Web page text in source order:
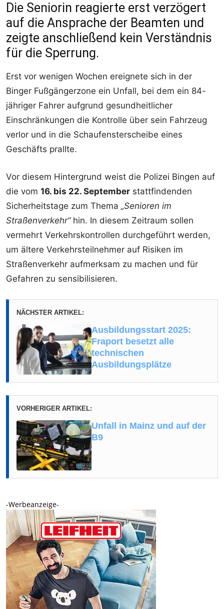
Die Seniorin reagierte erst verzögert
auf die Ansprache der Beamten und
zeigte anschließend kein Verständnis
für die Sperrung.
Erst vor wenigen Wochen ereignete sich in der
Binger Fußgängerzone ein Unfall, bei dem ein 84-
jähriger Fahrer aufgrund gesundheitlicher
Einschränkungen die Kontrolle über sein Fahrzeug
verlor und in die Schaufensterscheibe eines
Geschäfts prallte.
Vor diesem Hintergrund weist die Polizei Bingen auf
die vom 16. bis 22. September stattfindenden
Sicherheitstage zum Thema „Senioren im
Straßenverkehr“hin. In diesem Zeitraum sollen
vermehrt Verkehrskontrollen durchgeführt werden,
um ältere Verkehrsteilnehmer auf Risiken im
Straßenverkehr aufmerksam zu machen und für
Gefahren zu sensibilisieren.
NÄCHSTER ARTIKEL:
Ausbildungsstart 2025:
Fraport besetzt alle
technischen
Ausbildungsplätze
VORHERIGER ARTIKEL:
Unfall in Mainz und auf der
B9
-Werbeanzeige-